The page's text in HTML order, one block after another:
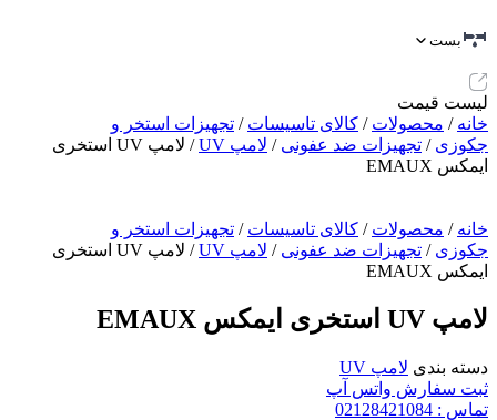
بست
لیست قیمت
خانه / محصولات / کالای تاسیسات / تجهیزات استخر و
جکوزی / تجهیزات ضد عفونی / لامپ UV
/ لامپ UV استخری
ایمکس EMAUX
خانه / محصولات / کالای تاسیسات / تجهیزات استخر و
جکوزی / تجهیزات ضد عفونی / لامپ UV
/ لامپ UV استخری
ایمکس EMAUX
لامپ UV استخری ایمکس EMAUX
دسته بندی لامپ UV
ثبت سفارش واتس آپ
تماس : 02128421084